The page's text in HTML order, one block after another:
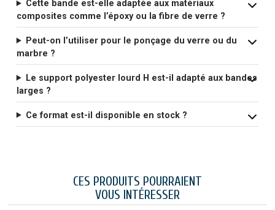
Cette bande est-elle adaptée aux matériaux
composites comme l’époxy ou la fibre de verre ?
Peut-on l’utiliser pour le ponçage du verre ou du
marbre ?
Le support polyester lourd H est-il adapté aux bandes
larges ?
Ce format est-il disponible en stock ?
CES PRODUITS POURRAIENT
VOUS INTÉRESSER